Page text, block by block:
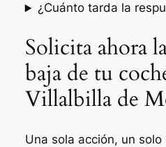
¿Cuánto tarda la
Solicita ahora
baja de tu
Villalbilla de
Una sola acción, un